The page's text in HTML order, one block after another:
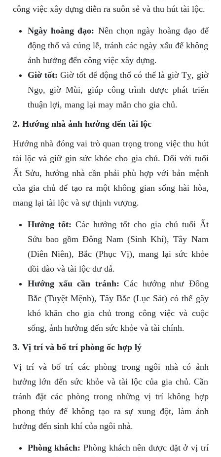
công việc xây dựng diễn ra suôn sẻ và thu hút tài lộc.
Ngày hoàng đạo: Nên chọn ngày hoàng đạo để
động thổ và cúng lễ, tránh các ngày xấu để không
ảnh hưởng đến công việc xây dựng.
Giờ tốt: Giờ tốt để động thổ có thể là giờ Tỵ, giờ
Ngọ, giờ Mùi, giúp công trình được phát triển
thuận lợi, mang lại may mắn cho gia chủ.
2. Hướng nhà ảnh hưởng đến tài lộc
Hướng nhà đóng vai trò quan trọng trong việc thu hút
tài lộc và giữ gìn sức khỏe cho gia chủ. Đối với tuổi
Ất Sửu, hướng nhà cần phải phù hợp với bản mệnh
của gia chủ để tạo ra một không gian sống hài hòa,
mang lại tài lộc và sự thịnh vượng.
Hướng tốt: Các hướng tốt cho gia chủ tuổi Ất
Sửu bao gồm Đông Nam (Sinh Khí), Tây Nam
(Diên Niên), Bắc (Phục Vị), mang lại sức khỏe
dồi dào và tài lộc dư dả.
Hướng xấu cần tránh: Các hướng như Đông
Bắc (Tuyệt Mệnh), Tây Bắc (Lục Sát) có thể gây
khó khăn cho gia chủ trong công việc và cuộc
sống, ảnh hưởng đến sức khỏe và tài chính.
3. Vị trí và bố trí phòng ốc hợp lý
Vị trí và bố trí các phòng trong ngôi nhà có ảnh
hưởng lớn đến sức khỏe và tài lộc của gia chủ. Cần
tránh đặt các phòng trong những vị trí không hợp
phong thủy để không tạo ra sự xung đột, làm ảnh
hưởng đến sinh khí của ngôi nhà.
Phòng khách: Phòng khách nên được đặt ở vị trí